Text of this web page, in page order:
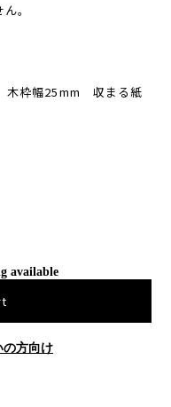
。
木枠幅25mm 収まる紙
available
の方向け